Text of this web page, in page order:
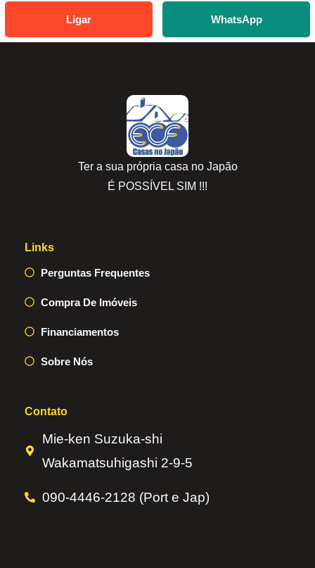
Ligar WhatsApp
Ter a sua própria casa no Japão
É POSSÍVEL SIM !!!
Links
Perguntas Frequentes
Compra De Imóveis
Financiamentos
Sobre Nós
Contato
Mie-ken Suzuka-shi
Wakamatsuhigashi 2-9-5
090-4446-2128 (Port e Jap)